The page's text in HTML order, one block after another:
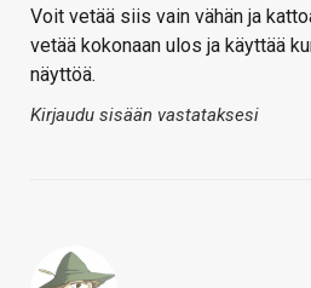
Voit vetää siis vain vähän ja
vetää kokonaan ulos ja käyttää
näyttöä.
Kirjaudu sisään vastataksesi